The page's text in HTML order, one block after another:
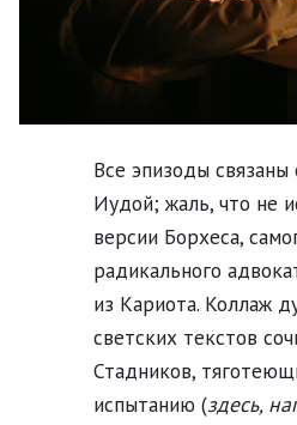
Все эпизоды
Иудой; жаль, что не
версии Борхеса,
радикального
из Кариота. Коллаж
светских текстов
Стадников,
испытанию (здесь,